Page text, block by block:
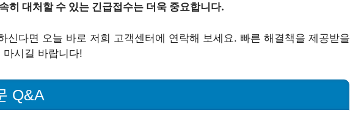
히 대처할 수 있는 긴급접수는 더욱 중요합니다.
신다면 오늘 바로 저희 고객센터에 연락해 보세요. 빠른 해결책을 제공받을
시길 바랍니다!
Q&A